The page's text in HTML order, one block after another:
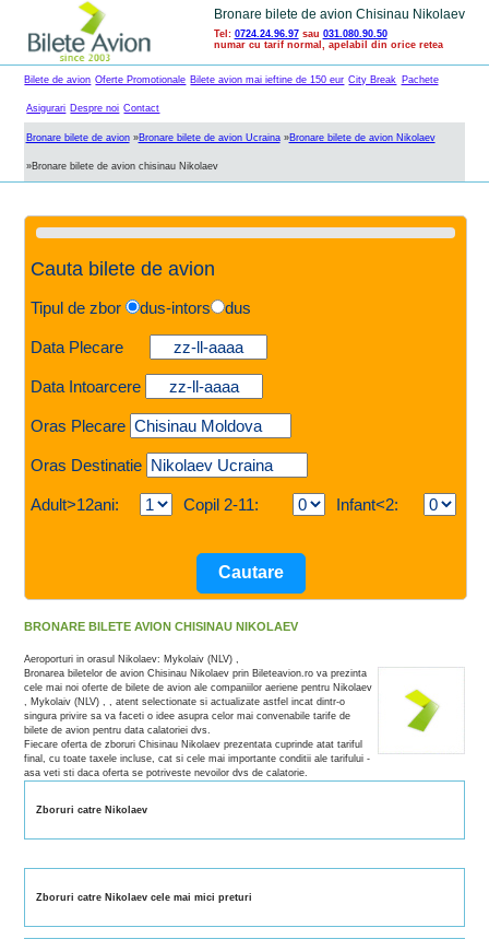
Bronare bilete de avion Chisinau Nikolaev
Tel: 0724.24.96.97sau 031.080.90.50
numar cu tarif normal, apelabil din orice retea
Bilete de avion Oferte Promotionale Bilete avion mai ieftine de 150 eur City Break Pachete
Asigurari Despre noi Contact
Bronare bilete de avion»Bronare bilete de avion Ucraina»Bronare bilete de avion Nikolaev
»Bronare bilete de avion chisinau Nikolaev
Cauta bilete de avion
Tipul de zbor dus-intors dus
Data Plecare
Data Intoarcere
Oras Plecare
Oras Destinatie
Adult>12ani: Copil 2-11: Infant<2:
BRONARE BILETE AVION CHISINAU NIKOLAEV
Aeroporturi in orasul Nikolaev: Mykolaiv (NLV) ,
Bronarea biletelor de avion Chisinau Nikolaev prin Bileteavion.ro va prezinta
cele mai noi oferte de bilete de avion ale companiilor aeriene pentru Nikolaev
, Mykolaiv (NLV) , , atent selectionate si actualizate astfel incat dintr-o
singura privire sa va faceti o idee asupra celor mai convenabile tarife de
bilete de avion pentru data calatoriei dvs.
Fiecare oferta de zboruri Chisinau Nikolaev prezentata cuprinde atat tariful
final, cu toate taxele incluse, cat si cele mai importante conditii ale tarifului -
asa veti sti daca oferta se potriveste nevoilor dvs de calatorie.
Zboruri catre Nikolaev
Zboruri catre Nikolaev cele mai mici preturi